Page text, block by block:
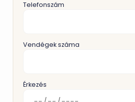
Telefonszám
Vendégek száma
Érkezés